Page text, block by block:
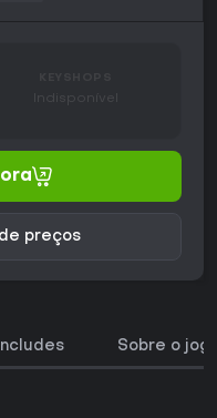
Indisponível
preços
Sobre o